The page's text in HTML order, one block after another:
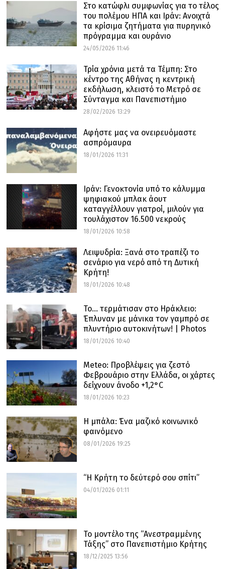
Στο κατώφλι συμφωνίας για το τέλος
του πολέμου ΗΠΑ και Ιράν: Ανοιχτά
τα κρίσιμα ζητήματα για πυρηνικό
πρόγραμμα και ουράνιο
24/05/2026 11:46
Τρία χρόνια μετά τα Τέμπη: Στο
κέντρο της Αθήνας η κεντρική
εκδήλωση, κλειστό το Μετρό σε
Σύνταγμα και Πανεπιστήμιο
28/02/2026 13:29
Αφήστε μας να ονειρευόμαστε
ασπρόμαυρα
18/01/2026 11:31
Ιράν: Γενοκτονία υπό το κάλυμμα
ψηφιακού μπλακ άουτ
καταγγέλλουν γιατροί, μιλούν για
τουλάχιστον 16.500 νεκρούς
18/01/2026 10:58
Λειψυδρία: Ξανά στο τραπέζι το
σενάριο για νερό από τη Δυτική
Κρήτη!
18/01/2026 10:48
Το… τερμάτισαν στο Ηράκλειο:
Έπλυναν με μάνικα τον γαμπρό σε
πλυντήριο αυτοκινήτων! | Photos
18/01/2026 10:40
Meteo: Προβλέψεις για ζεστό
Φεβρουάριο στην Ελλάδα, οι χάρτες
δείχνουν άνοδο +1,2°C
18/01/2026 10:23
Η μπάλα: Ένα μαζικό κοινωνικό
φαινόμενο
08/01/2026 19:25
“Η Κρήτη το δεύτερό σου σπίτι”
04/01/2026 01:11
Το μοντέλο της “Ανεστραμμένης
Τάξης” στο Πανεπιστήμιο Κρήτης
18/12/2025 13:56